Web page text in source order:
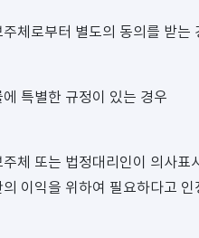
주체로부터 별도의 동의를 받는
에 특별한 규정이 있는 경우
주체 또는 법정대리인이 의사
의 이익을 위하여 필요하다고 인